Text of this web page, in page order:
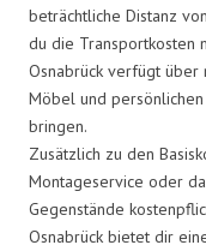
beträchtliche Distanz
du die Transportkosten
Osnabrück verfügt
Möbel und persönlichen
bringen.
Zusätzlich zu den
Montageservice oder
Gegenstände
Osnabrück bietet dir